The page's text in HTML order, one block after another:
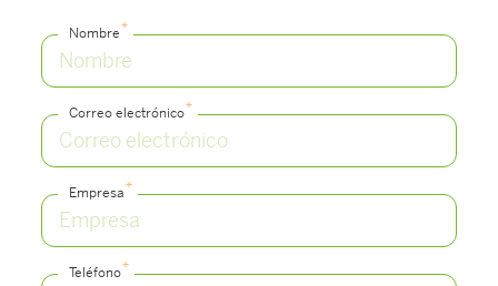
Nombre*
Correo electrónico*
Empresa*
Teléfono*